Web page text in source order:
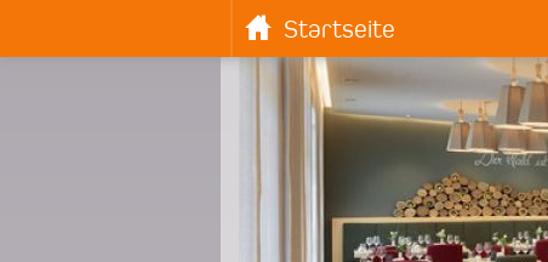
Startseite